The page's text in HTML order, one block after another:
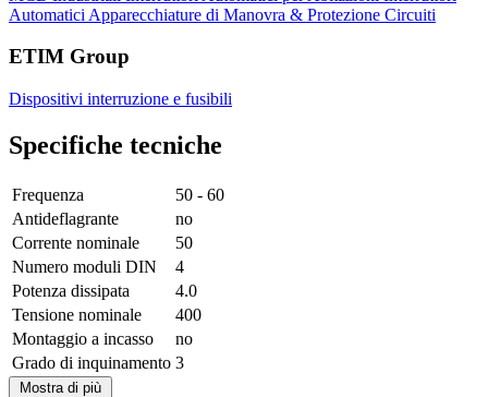
Automatici Apparecchiature di Manovra & Protezione Circuiti
ETIM Group
Dispositivi interruzione e fusibili
Specifiche tecniche
Frequenza
50 - 60
Antideflagrante
no
Corrente nominale
50
Numero moduli DIN
4
Potenza dissipata
4.0
Tensione nominale
400
Montaggio a incasso
no
Grado di inquinamento 3
Mostra di più